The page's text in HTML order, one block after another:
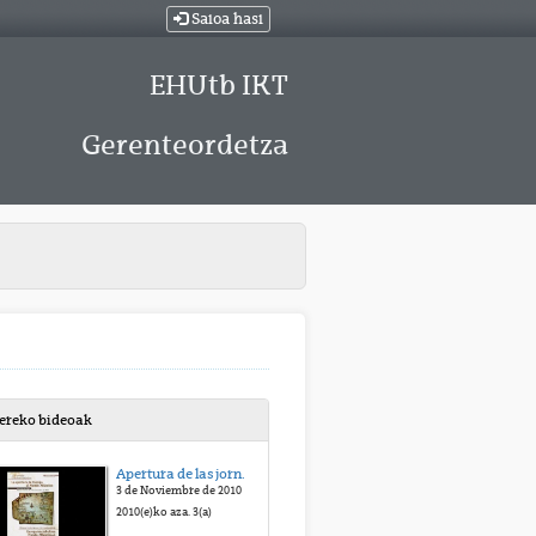
Saioa hasi
EHUtb IKT
Gerenteordetza
bideoak
Apertura de las jornadas
3 de Noviembre de 2010
2010(e)ko aza. 3(a)